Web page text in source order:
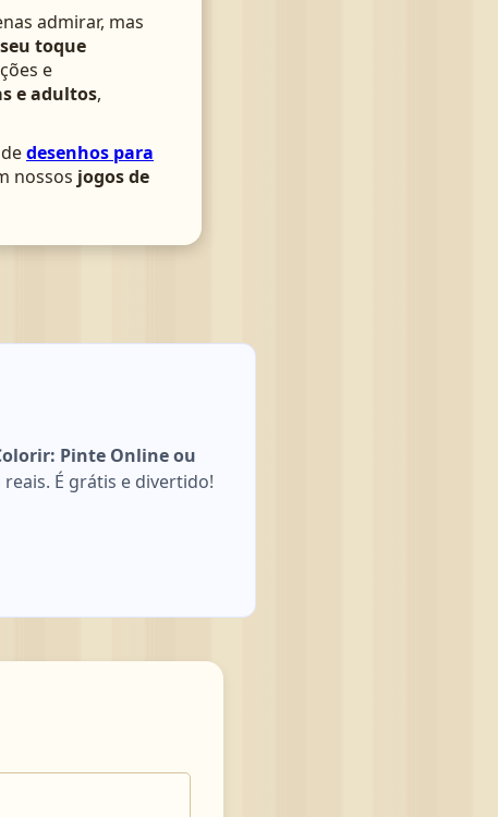
admirar, mas
toque
e
e adultos,
desenhos para
nossos jogos de
Pinte Online ou
É grátis e divertido!